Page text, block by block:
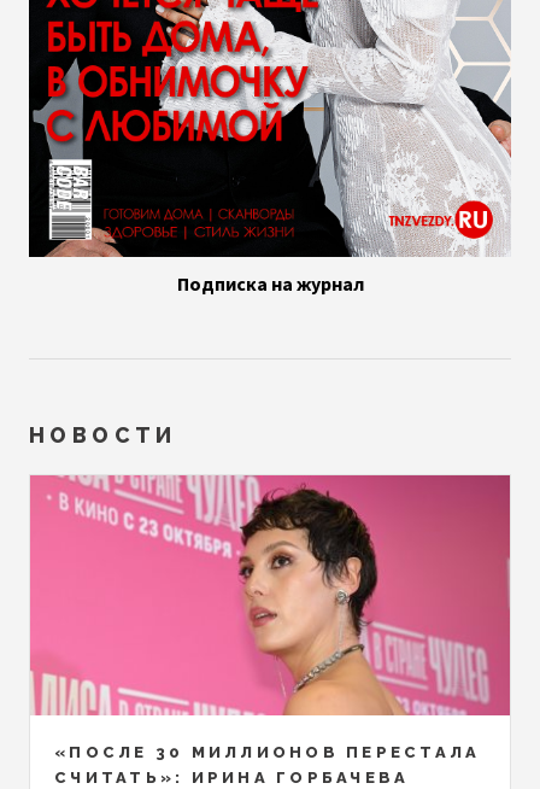
Подписка на журнал
НОВОСТИ
«ПОСЛЕ 30 МИЛЛИОНОВ ПЕРЕСТАЛА
СЧИТАТЬ»: ИРИНА ГОРБАЧЕВА